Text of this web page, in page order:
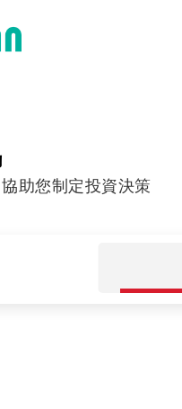
助您制定投資決策